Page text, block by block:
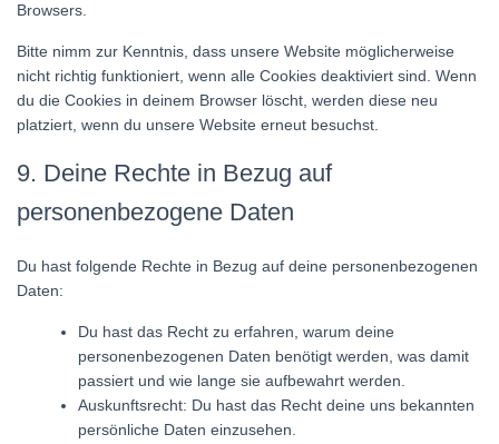
Browsers.
Bitte nimm zur Kenntnis, dass unsere Website möglicherweise
nicht richtig funktioniert, wenn alle Cookies deaktiviert sind. Wenn
du die Cookies in deinem Browser löscht, werden diese neu
platziert, wenn du unsere Website erneut besuchst.
9. Deine Rechte in Bezug auf
personenbezogene Daten
Du hast folgende Rechte in Bezug auf deine personenbezogenen
Daten:
Du hast das Recht zu erfahren, warum deine
personenbezogenen Daten benötigt werden, was damit
passiert und wie lange sie aufbewahrt werden.
Auskunftsrecht: Du hast das Recht deine uns bekannten
persönliche Daten einzusehen.